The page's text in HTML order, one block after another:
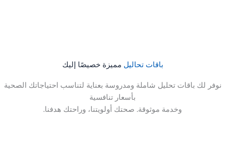
باقات تحاليل مميزة خصيصًا إليك
نوفر لك باقات تحليل شاملة ومدروسة بعناية لتناسب احتياجاتك الصحية
بأسعار تنافسية
وخدمة موثوقة. صحتك أولويتنا، وراحتك هدفنا.